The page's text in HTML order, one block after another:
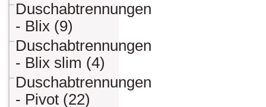
Duschabtrennungen
- Blix (9)
Duschabtrennungen
- Blix slim (4)
Duschabtrennungen
- Pivot (22)